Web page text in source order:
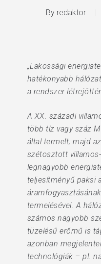
By redaktor
„Lakossági
hatékonyabb
a rendszer
A XX. századi
több tíz vagy száz
által termelt, majd
szétosztott
legnagyobb
teljesítményű paksi
termelésével. A
számos nagyobb
tüzelésű erőmű is
azonban
technológiák – pl.